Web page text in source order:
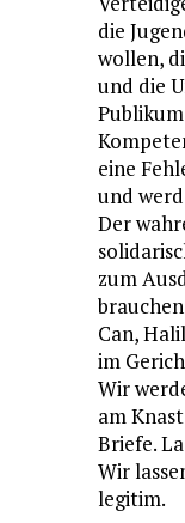
die
wollen,
und die
eine
und
Der
zum
Can,
im
Wir
am
Briefe.
Wir
legitim.